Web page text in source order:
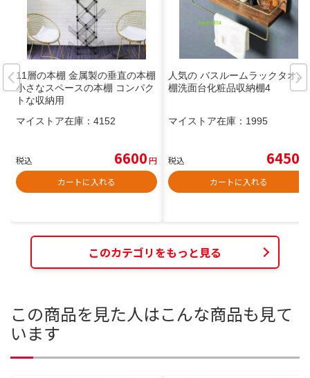
11層の本棚 金属製の垂直の本棚
小さなスペースの本棚 コンパク
トな収納用
マイストア在庫： 4152
税込 6600円
カートに入れる
人気の バスルームラックタオル
棚洗面台化粧品収納棚4
マイストア在庫： 1995
税込 6450
カートに入れる
このカテゴリをもっと見る
この商品を見た人はこんな商品も見て
います